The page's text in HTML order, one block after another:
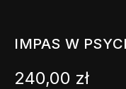
IMPAS W
240,00 zł